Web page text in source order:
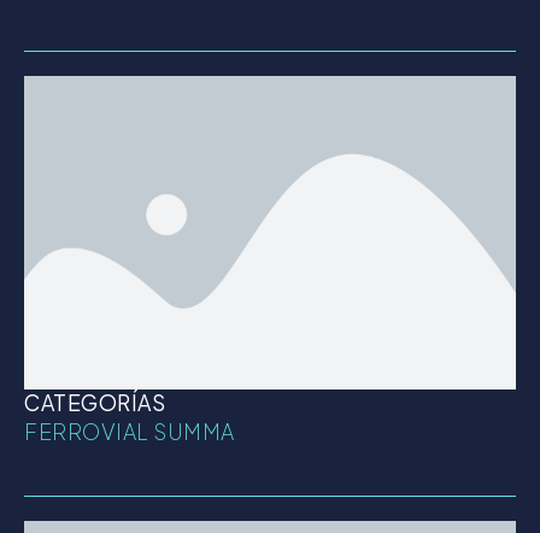
CATEGORÍAS
FERROVIAL SUMMA